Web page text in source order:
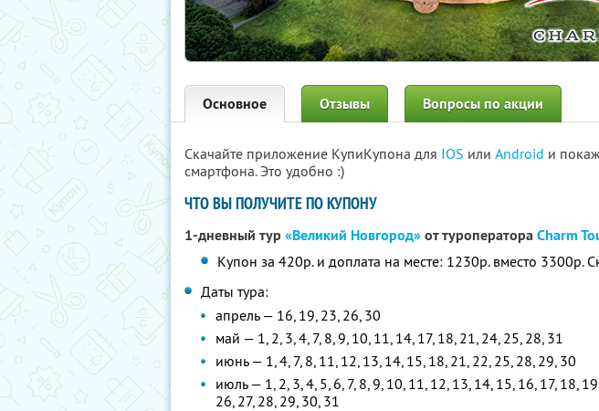
Основное Отзывы Вопросы по акции
Скачайте приложение КупиКупона для IOS или Android и
смартфона. Это удобно :)
ЧТО ВЫ ПОЛУЧИТЕ ПО КУПОНУ
1-дневный тур «Великий Новгород»от туроператораCharm
Купон за 420р. и доплата на месте: 1230р. вместо 3300р.
Даты тура:
апрель — 16, 19, 23, 26, 30
май — 1, 2, 3, 4, 7, 8, 9, 10, 11, 14, 17, 18, 21, 24, 25, 28, 31
июнь — 1, 4, 7, 8, 11, 12, 13, 14, 15, 18, 21, 22, 25, 28, 29, 30
июль — 1, 2, 3, 4, 5, 6, 7, 8, 9, 10, 11, 12, 13, 14, 15, 16, 17, 18,
26, 27, 28, 29, 30, 31